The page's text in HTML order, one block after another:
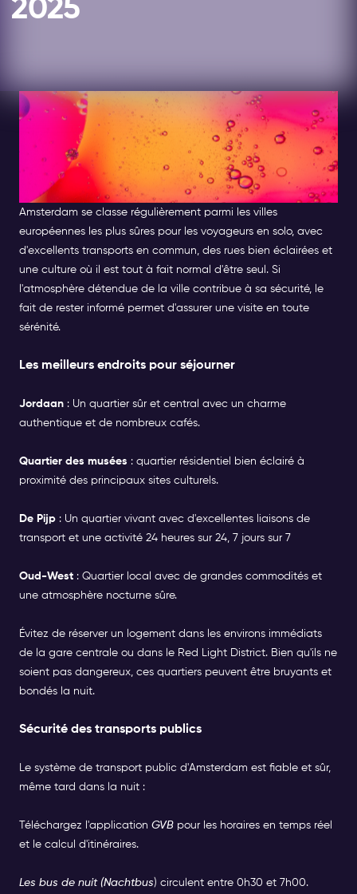
2025
Amsterdam est-il sûr de
voyager seul ? Conseils de
sécurité pour les voyageurs
solitaires
Amsterdam se classe régulièrement parmi les villes
européennes les plus sûres pour les voyageurs en solo, avec
d'excellents transports en commun, des rues bien éclairées et
une culture où il est tout à fait normal d'être seul. Si
l'atmosphère détendue de la ville contribue à sa sécurité, le
fait de rester informé permet d'assurer une visite en toute
sérénité.
Les meilleurs endroits pour séjourner
Jordaan : Un quartier sûr et central avec un charme
authentique et de nombreux cafés.
Quartier des musées : quartier résidentiel bien éclairé à
proximité des principaux sites culturels.
De Pijp : Un quartier vivant avec d'excellentes liaisons de
transport et une activité 24 heures sur 24, 7 jours sur 7
Oud-West : Quartier local avec de grandes commodités et
une atmosphère nocturne sûre.
Évitez de réserver un logement dans les environs immédiats
de la gare centrale ou dans le Red Light District. Bien qu'ils ne
soient pas dangereux, ces quartiers peuvent être bruyants et
bondés la nuit.
Sécurité des transports publics
Le système de transport public d'Amsterdam est fiable et sûr,
même tard dans la nuit :
Téléchargez l'application GVB pour les horaires en temps réel
et le calcul d'itinéraires.
Les bus de nuit (Nachtbus) circulent entre 0h30 et 7h00.